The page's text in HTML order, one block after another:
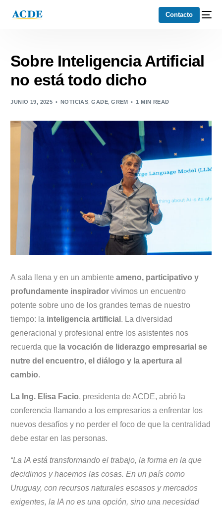
Contacto
Sobre Inteligencia Artificial
no está todo dicho
JUNIO 19, 2025 NOTICIAS ,GADE ,GREM 1 MIN READ
A sala llena y en un ambienteameno, participativo y
profundamente inspirador vivimos un encuentro
potente sobre uno de los grandes temas de nuestro
tiempo: la inteligencia artificial . La diversidad
generacional y profesional entre los asistentes nos
recuerda que la vocación de liderazgo empresarial se
nutre del encuentro, el diálogo y la apertura al
cambio.
La Ing. Elisa Facio, presidenta de ACDE, abrió la
conferencia llamando a los empresarios a enfrentar los
nuevos desafíos y no perder el foco de que la centralidad
debe estar en las personas.
“La IA está transformando el trabajo, la forma en la que
decidimos y hacemos las cosas. En un país como
Uruguay, con recursos naturales escasos y mercados
exigentes, la IA no es una opción, sino una necesidad